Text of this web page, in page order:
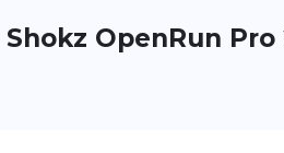
Shokz OpenRun Pro